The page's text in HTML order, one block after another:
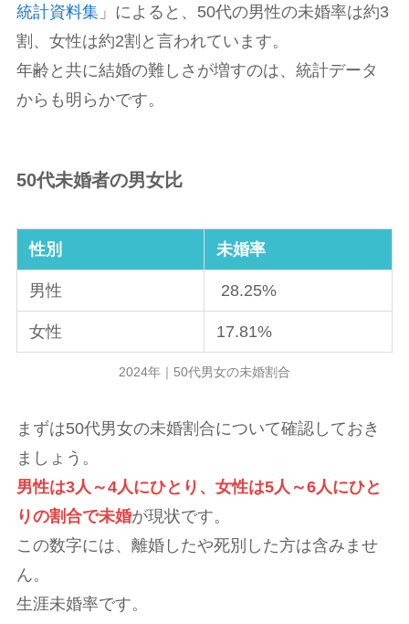
統計資料集」によると、50代の男性の未婚率は約3
割、女性は約2割と言われています。
年齢と共に結婚の難しさが増すのは、統計データ
からも明らかです。
50代未婚者の男女比
性別 未婚率
男性 28.25%
女性 17.81%
2024年｜50代男女の未婚割合
まずは50代男女の未婚割合について確認しておき
ましょう。
男性は3人～4人にひとり、女性は5人～6人にひと
りの割合で未婚が現状です。
この数字には、離婚したや死別した方は含みませ
ん。
生涯未婚率です。